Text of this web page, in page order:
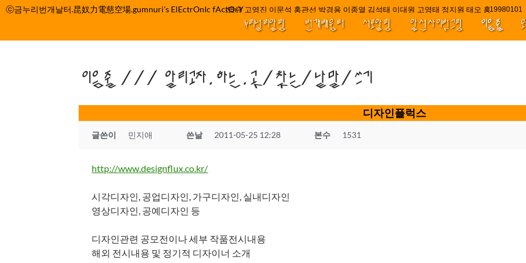
컨ⓒ금누리번개날터.昆奴力電慈空場.gumnuri's ElEctrOnIc fActOrY박정관 조명규 고영진 이문석 홍관선 박경용 이종열 김석태 이대원 고영태 정지원 태오 홍 최윤호
19980101
////
누리널리알림 번개배움터 서로알림 앞선사이벗그림 이음줄
이음줄 /// 알리고자.하는.곳/찾는/낱말/쓰기
디자인플럭스
글쓴이 민지애 쓴날 2011-05-25 12:28 본수 1531
http://www.designflux.co.kr/
시각디자인, 공업디자인, 가구디자인, 실내디자인
영상디자인, 공예디자인 등
디자인관련 공모전이나 세부 작품전시내용
해외 전시내용 및 정기적 디자이너 소개